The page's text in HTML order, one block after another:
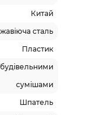
Китай
сталь
Пластик
сумішами
Шпатель